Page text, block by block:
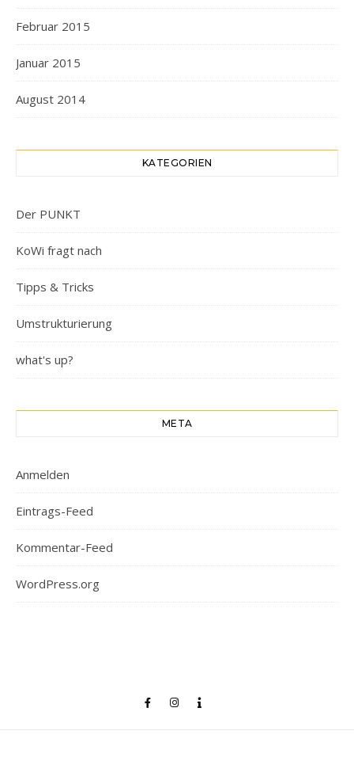
Februar 2015
Januar 2015
August 2014
KATEGORIEN
Der PUNKT
KoWi fragt nach
Tipps & Tricks
Umstrukturierung
what's up?
META
Anmelden
Eintrags-Feed
Kommentar-Feed
WordPress.org